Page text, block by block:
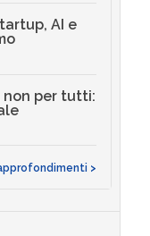
AI e
non per tutti:
>